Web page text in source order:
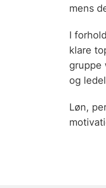
mens
I
klare
gruppe
og
Løn,